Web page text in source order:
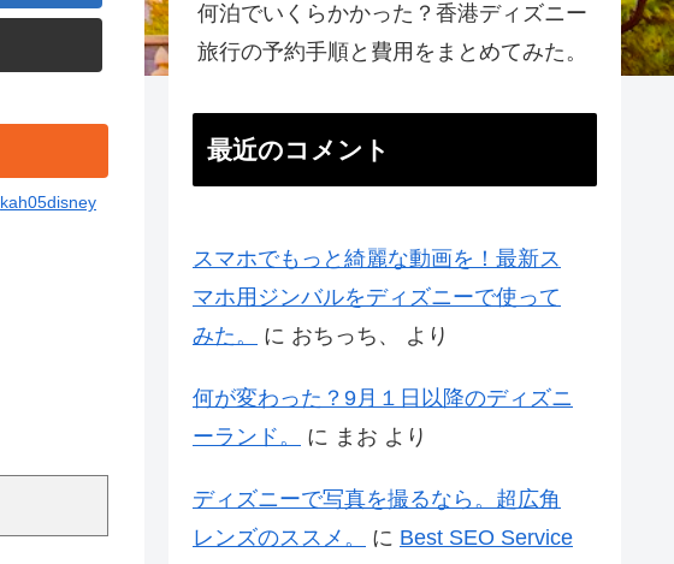
kah05disney
何泊でいくらかかった？香港ディズニー
旅行の予約手順と費用をまとめてみた。
最近のコメント
スマホでもっと綺麗な動画を！最新ス
マホ用ジンバルをディズニーで使って
みた。
に おちっち、 より
何が変わった？9月１日以降のディズニ
ーランド。
に まお より
ディズニーで写真を撮るなら。超広角
レンズのススメ。
に Best SEO Service